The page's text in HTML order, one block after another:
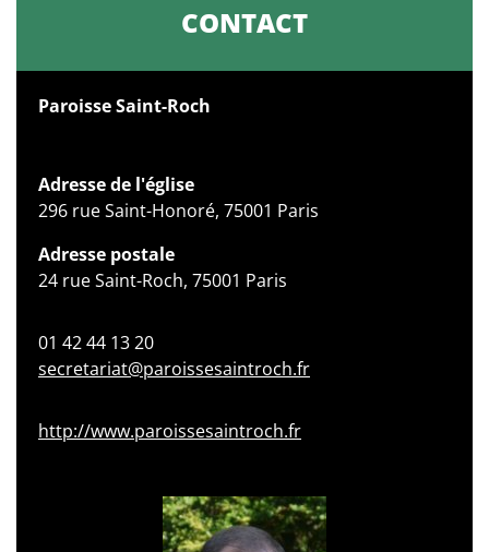
CONTACT
Paroisse Saint-Roch
Adresse de l'église
296 rue Saint-Honoré, 75001 Paris
Adresse postale
24 rue Saint-Roch, 75001 Paris
01 42 44 13 20
secretariat@paroissesaintroch.fr
http://www.paroissesaintroch.fr